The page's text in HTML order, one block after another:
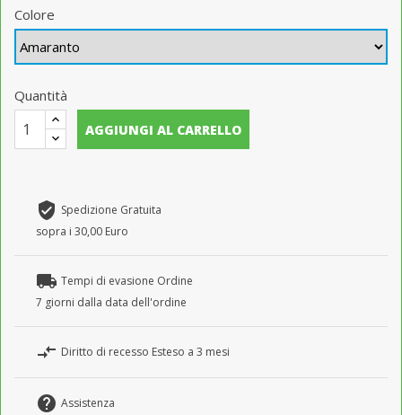
Colore
Quantità
AGGIUNGI AL CARRELLO
verified_user Spedizione Gratuita
sopra i 30,00 Euro
local_shipping Tempi di evasione Ordine
7 giorni dalla data dell'ordine
compare_arrows Diritto di recesso Esteso a 3 mesi
help Assistenza